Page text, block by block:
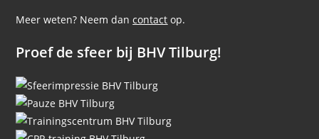
Meer weten? Neem dancontact op.
Proef de sfeer bij BHV Tilburg!